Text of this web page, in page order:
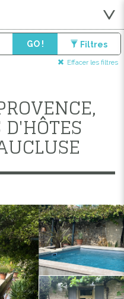
GO ! Filtres
Effacer les filtres